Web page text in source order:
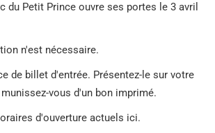
du Petit Prince ouvre ses portes le 3 avril
n'est nécessaire.
de billet d'entrée. Présentez-le sur votre
vous d'un bon imprimé.
d'ouverture actuels ici.